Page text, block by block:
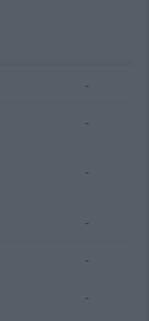
-
-
-
-
-
-